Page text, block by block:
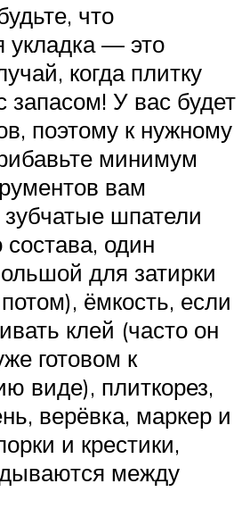
что
укладка — это
когда плитку
запасом! У вас будет
поэтому к нужному
минимум
вам
шпатели
один
для затирки
ёмкость, если
клей (часто он
готовом к
виде), плиткорез,
верёвка, маркер и
и крестики,
между